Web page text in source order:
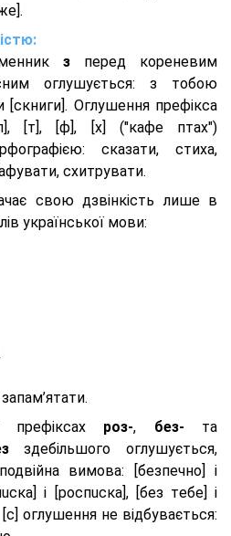
з перед кореневим
оглушується: з тобою
[скниги]. Оглушення префікса
[т], [ф], [х] ("кафе птах")
сказати, стиха,
схитрувати.
свою дзвінкість лише в
української мови:
роз-, без- та
здебільшого оглушується,
вимова: [безпeчно] і
і [роспuска], [без тeбе] і
оглушення не відбувається: